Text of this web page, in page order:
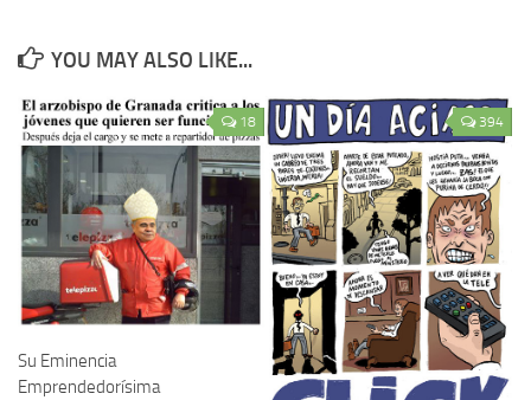
YOU MAY ALSO LIKE...
18
Su Eminencia
Emprendedorísima
394